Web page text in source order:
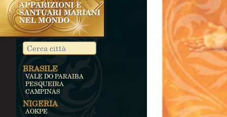
BRASILE
VALE DO PARAIBA
PESQUEIRA
CAMPINAS
NIGERIA
AOKPE